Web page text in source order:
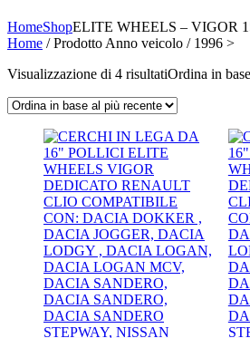
HomeShopELITE WHEELS – VIGOR
Home / Prodotto Anno veicolo / 1996 >
Visualizzazione di 4 risultatiOrdina in